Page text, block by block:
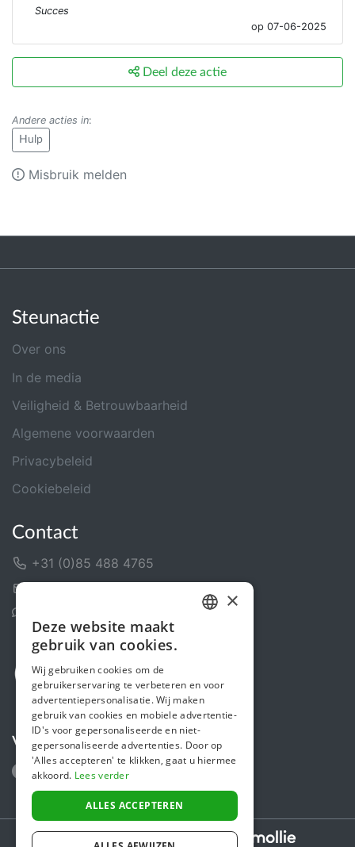
Succes
op 07-06-2025
Deel deze actie
Andere acties in:
Hulp
Misbruik melden
Steunactie
Over ons
In de media
Veiligheid & Betrouwbaarheid
Algemene voorwaarden
Privacybeleid
Cookiebeleid
Contact
+31 (0)85 488 4765
Volg ons
Secure payments powered by
ENGLISH
×
Deze website maakt
gebruik van cookies.
Wij gebruiken cookies om de
gebruikerservaring te verbeteren en voor
advertentiepersonalisatie. Wij maken
gebruik van cookies en mobiele advertentie-
ID's voor gepersonaliseerde en niet-
gepersonaliseerde advertenties. Door op
'Alles accepteren' te klikken, gaat u hiermee
akkoord. Lees verder
ALLES ACCEPTEREN